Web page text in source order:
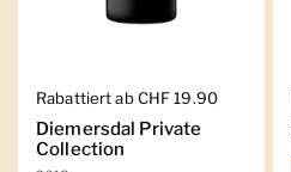
Regulärer Preis
Rabattiert ab CHF 19.90
Diemersdal Private
Collection